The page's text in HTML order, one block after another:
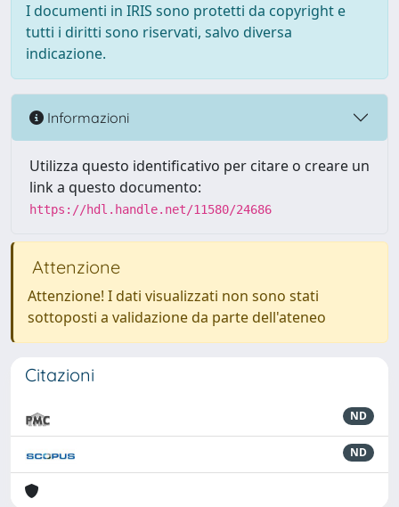
I documenti in IRIS sono protetti da copyright e
tutti i diritti sono riservati, salvo diversa
indicazione.
Informazioni
Utilizza questo identificativo per citare o creare un
link a questo documento:
https://hdl.handle.net/11580/24686
Attenzione
Attenzione! I dati visualizzati non sono stati
sottoposti a validazione da parte dell'ateneo
Citazioni
ND
ND